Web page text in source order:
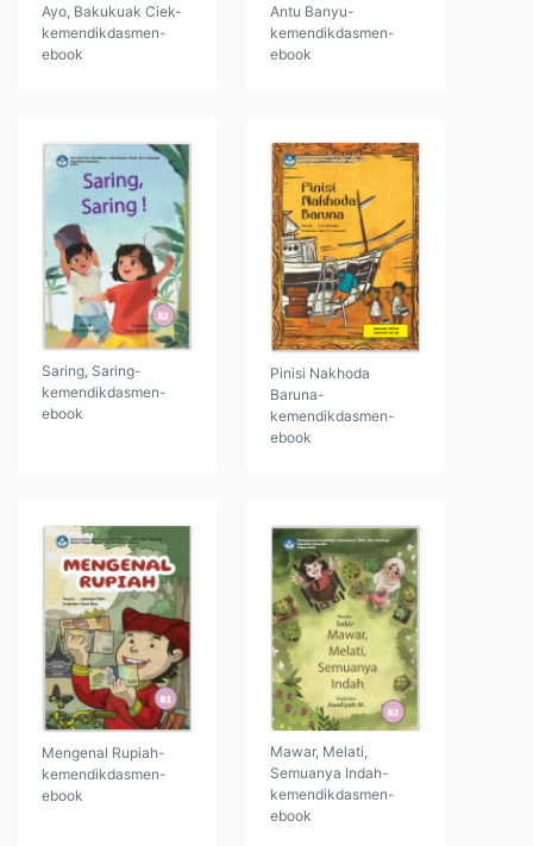
Ayo, Bakukuak Ciek-
kemendikdasmen-
ebook
Antu Banyu-
kemendikdasmen-
ebook
Saring, Saring-
kemendikdasmen-
ebook
Pinisi Nakhoda
Baruna-
kemendikdasmen-
ebook
Mengenal Rupiah-
kemendikdasmen-
ebook
Mawar, Melati,
Semuanya Indah-
kemendikdasmen-
ebook